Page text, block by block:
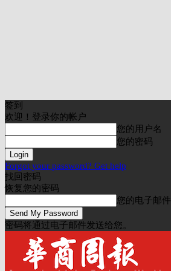
签到
欢迎！登录你的帐户
您的用户名
您的密码
Forgot your password? Get help
找回密码
恢复您的密码
您的电子邮件
密码将通过电子邮件发送给您。